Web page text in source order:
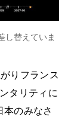
し替えていま
りフランス
タリティに
のみなさ